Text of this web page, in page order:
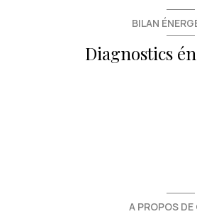
BILAN
Diagnostics
A PROPOS DE